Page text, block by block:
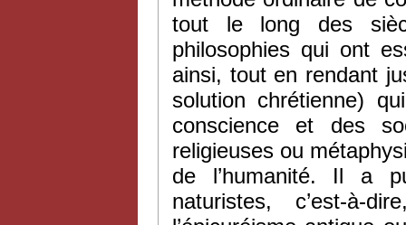
tout le long des
philosophies qui ont
ainsi, tout en rendant
solution chrétienne)
conscience et des
religieuses ou
de l’humanité. Il a
naturistes, c’est-à-